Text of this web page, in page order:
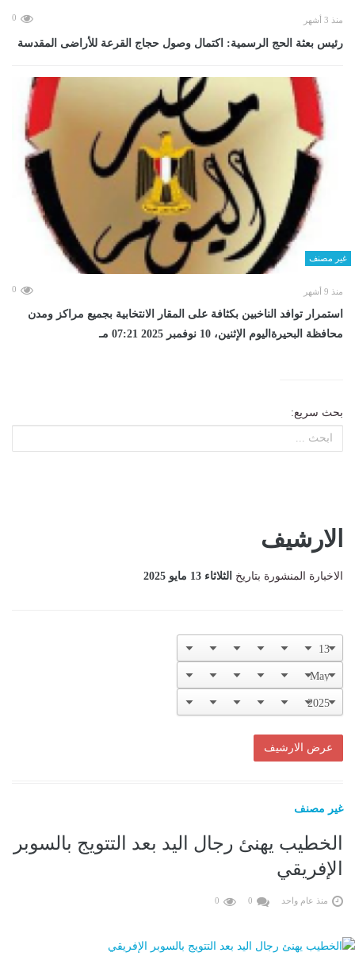
منذ 3 أشهر 0
رئيس بعثة الحج الرسمية: اكتمال وصول حجاج القرعة للأراضى المقدسة
غير مصنف
منذ 9 أشهر 0
استمرار توافد الناخبين بكثافة على المقار الانتخابية بجميع مراكز ومدن
محافظة البحيرةاليوم الإثنين، 10 نوفمبر 2025 07:21 مـ
بحث سريع:
الارشيف
الاخبارة المنشورة بتاريخ الثلاثاء 13 مايو 2025
غير مصنف
الخطيب يهنئ رجال اليد بعد التتويج بالسوبر
الإفريقي
منذ عام واحد 0
0